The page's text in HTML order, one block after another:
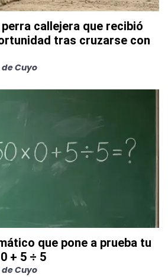
callejera que recibió
tras cruzarse con
Cuyo
que pone a prueba tu
+ 5 ÷ 5
Cuyo